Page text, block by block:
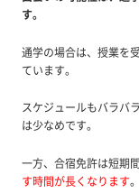
す。
通学の場合は、授業を
ています。
スケジュールもバラバ
は少なめです。
一方、合宿免許は短期
す時間が長くなります。